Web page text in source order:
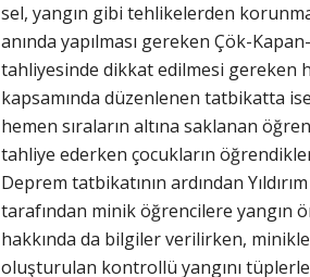
sel, yangın gibi tehlikelerden korunma
anında yapılması gereken Çök-
tahliyesinde dikkat edilmesi gereken
kapsamında düzenlenen tatbikatta
hemen sıraların altına saklanan
tahliye ederken çocukların
Deprem tatbikatının ardından
tarafından minik öğrencilere yangın
hakkında da bilgiler verilirken,
oluşturulan kontrollü yangını